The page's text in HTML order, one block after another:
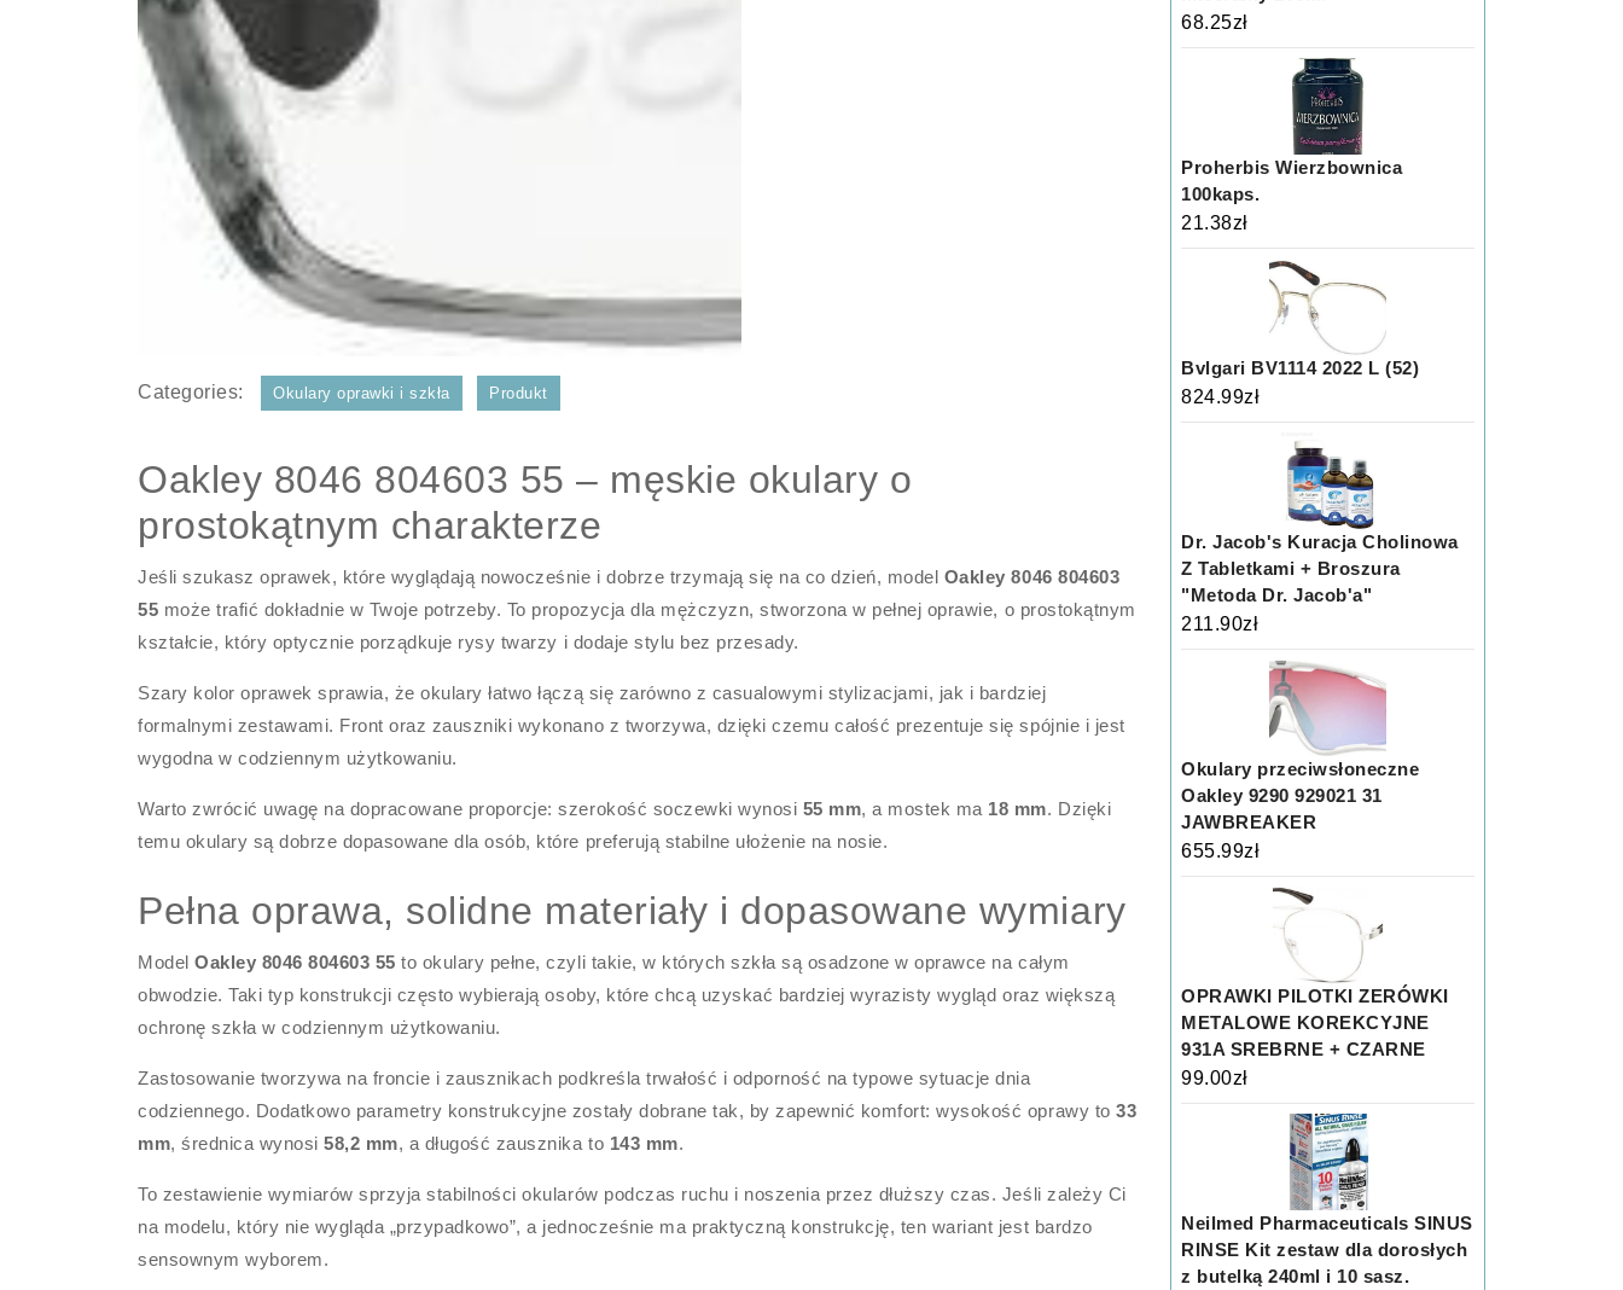
Categories: Okulary oprawki i szkła Produkt
Oakley 8046 804603 55 – męskie okulary o
prostokątnym charakterze
Jeśli szukasz oprawek, które wyglądają nowocześnie i dobrze trzymają się na co dzień, model Oakley 8046 804603
55 może trafić dokładnie w Twoje potrzeby. To propozycja dla mężczyzn, stworzona w pełnej oprawie, o prostokątnym
kształcie, który optycznie porządkuje rysy twarzy i dodaje stylu bez przesady.
Szary kolor oprawek sprawia, że okulary łatwo łączą się zarówno z casualowymi stylizacjami, jak i bardziej
formalnymi zestawami. Front oraz zauszniki wykonano z tworzywa, dzięki czemu całość prezentuje się spójnie i jest
wygodna w codziennym użytkowaniu.
Warto zwrócić uwagę na dopracowane proporcje: szerokość soczewki wynosi 55 mm, a mostek ma 18 mm. Dzięki
temu okulary są dobrze dopasowane dla osób, które preferują stabilne ułożenie na nosie.
Pełna oprawa, solidne materiały i dopasowane wymiary
ModelOakley 8046 804603 55 to okulary pełne, czyli takie, w których szkła są osadzone w oprawce na całym
obwodzie. Taki typ konstrukcji często wybierają osoby, które chcą uzyskać bardziej wyrazisty wygląd oraz większą
ochronę szkła w codziennym użytkowaniu.
Zastosowanie tworzywa na froncie i zausznikach podkreśla trwałość i odporność na typowe sytuacje dnia
codziennego. Dodatkowo parametry konstrukcyjne zostały dobrane tak, by zapewnić komfort: wysokość oprawy to33
mm, średnica wynosi58,2 mm, a długość zausznika to 143 mm.
To zestawienie wymiarów sprzyja stabilności okularów podczas ruchu i noszenia przez dłuższy czas. Jeśli zależy Ci
na modelu, który nie wygląda „przypadkowo”, a jednocześnie ma praktyczną konstrukcję, ten wariant jest bardzo
sensownym wyborem.
68.25zł
Proherbis Wierzbownica
100kaps.
21.38zł
Bvlgari BV1114 2022 L (52)
824.99zł
Dr. Jacob's Kuracja Cholinowa
Z Tabletkami + Broszura
"Metoda Dr. Jacob'a"
211.90zł
Okulary przeciwsłoneczne
Oakley 9290 929021 31
JAWBREAKER
655.99zł
OPRAWKI PILOTKI ZERÓWKI
METALOWE KOREKCYJNE
931A SREBRNE + CZARNE
99.00zł
Neilmed Pharmaceuticals SINUS
RINSE Kit zestaw dla dorosłych
z butelką 240ml i 10 sasz.